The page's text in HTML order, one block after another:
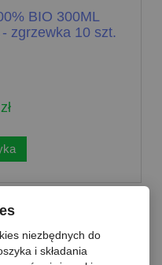
BIO 300ML
zgrzewka 10 szt.
niezbędnych do
i składania